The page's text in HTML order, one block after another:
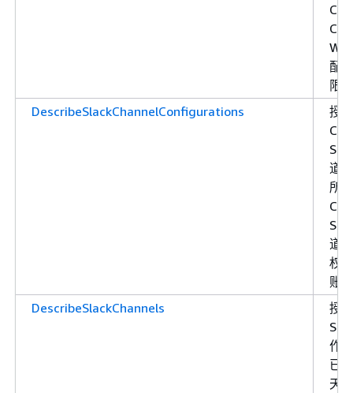
配
限
DescribeSlackChannelConfigurations
授
道
所
道
权
账
DescribeSlackChannels
授
作
已
天